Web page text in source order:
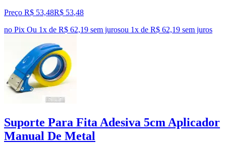
Preço R$ 53,48R$ 53,48
no Pix Ou 1x de R$ 62,19 sem jurosou 1x de R$ 62,19 sem juros
Suporte Para Fita Adesiva 5cm Aplicador
Manual De Metal